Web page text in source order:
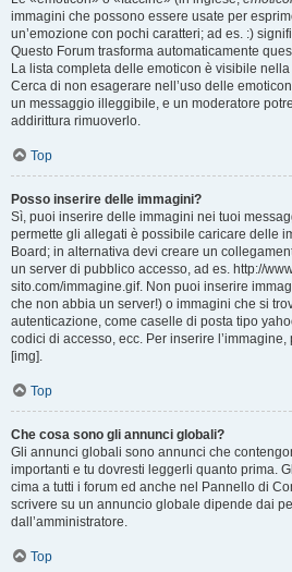
immagini che possono essere usate per
un’emozione con pochi caratteri; ad es. :)
Questo Forum trasforma automaticamente
La lista completa delle emoticon è visibile
Cerca di non esagerare nell’uso delle
un messaggio illeggibile, e un moderatore
addirittura rimuoverlo.
Top
Posso inserire delle immagini?
Sì, puoi inserire delle immagini nei tuoi
permette gli allegati è possibile caricare delle
Board; in alternativa devi creare un
un server di pubblico accesso, ad es. http://
sito.com/immagine.gif. Non puoi inserire
che non abbia un server!) o immagini che si
autenticazione, come caselle di posta tipo
codici di accesso, ecc. Per inserire
[img].
Top
Che cosa sono gli annunci globali?
Gli annunci globali sono annunci che
importanti e tu dovresti leggerli quanto prima.
cima a tutti i forum ed anche nel Pannello di
scrivere su un annuncio globale dipende dai
dall’amministratore.
Top